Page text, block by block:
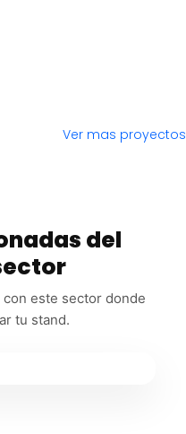
Ver mas proyectos
del
este sector donde
tu stand.